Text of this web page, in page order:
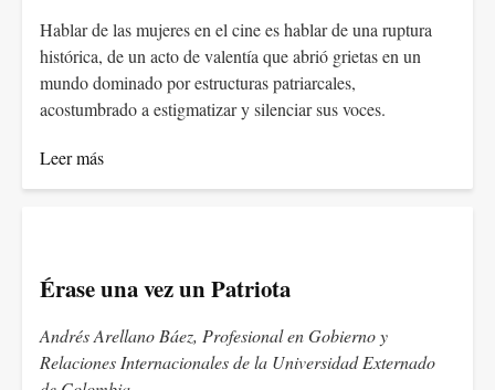
Hablar de las mujeres en el cine es hablar de una ruptura
histórica, de un acto de valentía que abrió grietas en un
mundo dominado por estructuras patriarcales,
acostumbrado a estigmatizar y silenciar sus voces.
Leer más
Érase una vez un Patriota
Andrés Arellano Báez, Profesional en Gobierno y
Relaciones Internacionales de la Universidad Externado